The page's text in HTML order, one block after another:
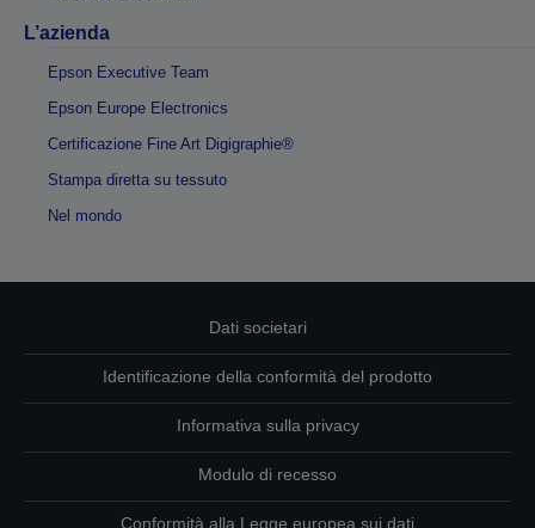
L’azienda
Epson Executive Team
Epson Europe Electronics
Certificazione Fine Art Digigraphie®
Stampa diretta su tessuto
Nel mondo
Dati societari
Identificazione della conformità del prodotto
Informativa sulla privacy
Modulo di recesso
Conformità alla Legge europea sui dati